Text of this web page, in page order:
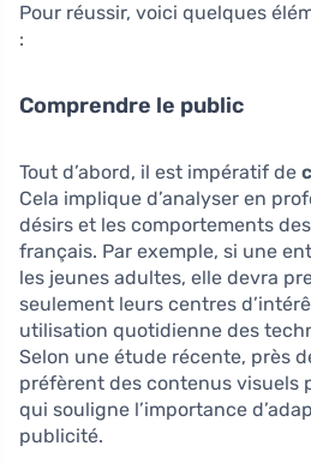
Pour réussir, voici quelques
:
Comprendre le public
Tout d’abord, il est impératif de
Cela implique d’analyser en
désirs et les comportements
français. Par exemple, si une
les jeunes adultes, elle devra
seulement leurs centres
utilisation quotidienne des
Selon une étude récente, près
préfèrent des contenus visuels
qui souligne l’importance
publicité.